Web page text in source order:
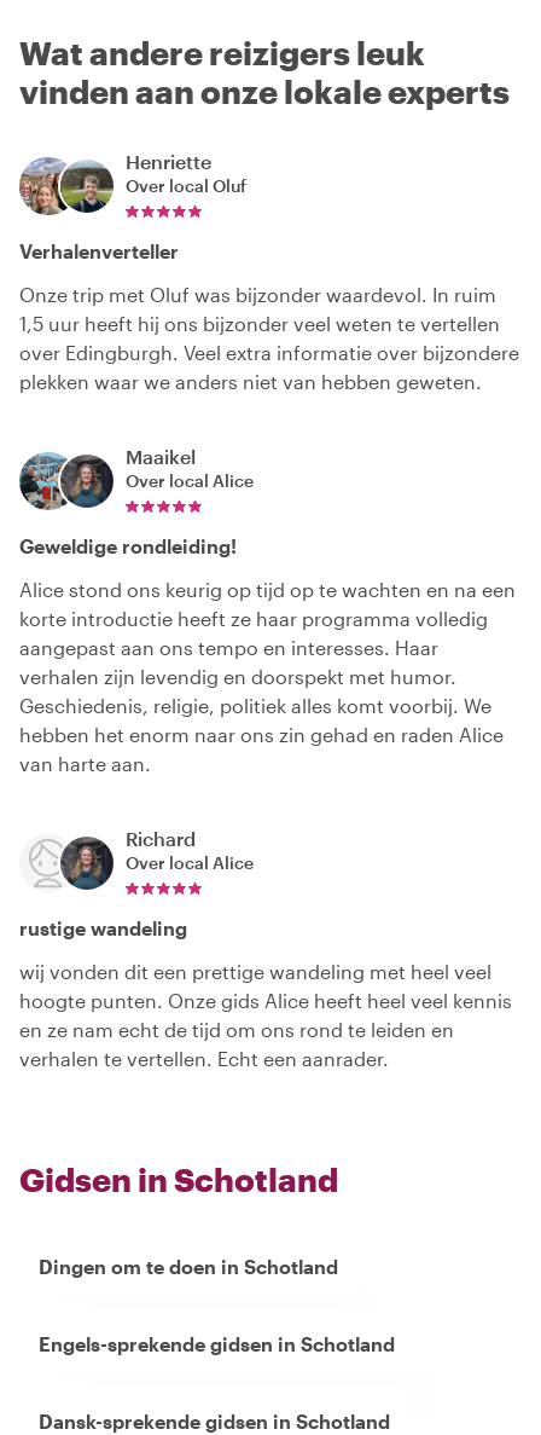
Wat andere reizigers leuk
vinden aan onze lokale experts
Henriette
Over local Oluf
Verhalenverteller
Onze trip met Oluf was bijzonder waardevol. In ruim
1,5 uur heeft hij ons bijzonder veel weten te vertellen
over Edingburgh. Veel extra informatie over bijzondere
plekken waar we anders niet van hebben geweten.
Maaikel
Over local Alice
Geweldige rondleiding!
Alice stond ons keurig op tijd op te wachten en na een
korte introductie heeft ze haar programma volledig
aangepast aan ons tempo en interesses. Haar
verhalen zijn levendig en doorspekt met humor.
Geschiedenis, religie, politiek alles komt voorbij. We
hebben het enorm naar ons zin gehad en raden Alice
van harte aan.
Richard
Over local Alice
rustige wandeling
wij vonden dit een prettige wandeling met heel veel
hoogte punten. Onze gids Alice heeft heel veel kennis
en ze nam echt de tijd om ons rond te leiden en
verhalen te vertellen. Echt een aanrader.
Gidsen in Schotland
Dingen om te doen in Schotland
Engels-sprekende gidsen in Schotland
Dansk-sprekende gidsen in Schotland